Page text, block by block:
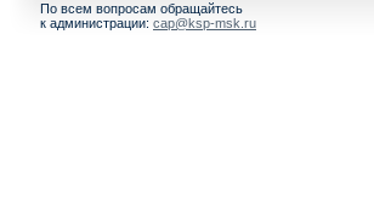
По всем вопросам обращайтесь
к администрации: cap@ksp-msk.ru